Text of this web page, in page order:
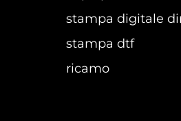
stampa digitale
stampa dtf
ricamo